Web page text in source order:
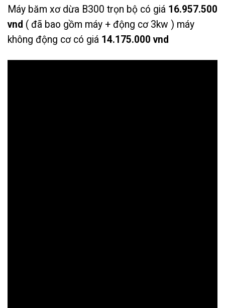
Máy băm xơ dừa B300 trọn bộ có giá 16.957.500
vnd ( đã bao gồm máy + động cơ 3kw ) máy
không động cơ có giá 14.175.000 vnd